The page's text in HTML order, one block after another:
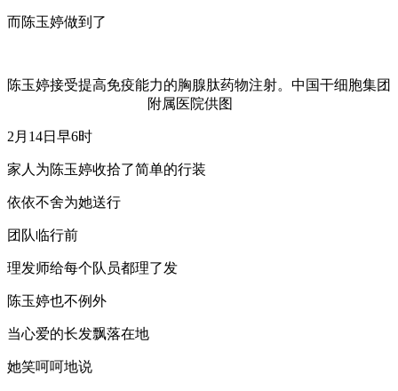
而陈玉婷做到了
陈玉婷接受提高免疫能力的胸腺肽药物注射。中国干细胞集团
附属医院供图
2月14日早6时
家人为陈玉婷收拾了简单的行装
依依不舍为她送行
团队临行前
理发师给每个队员都理了发
陈玉婷也不例外
当心爱的长发飘落在地
她笑呵呵地说